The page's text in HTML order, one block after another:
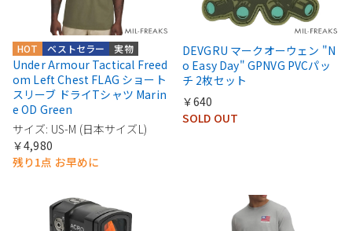
実物
ベストセラー
HOT
Under Armour Tactical Freed
om Left Chest FLAG ショート
スリーブ ドライTシャツ Marin
e OD Green
サイズ: US-M (日本サイズL)
￥4,980
残り1点 お早めに
DEVGRU マークオーウェン "N
o Easy Day" GPNVG PVCパッ
チ 2枚セット
￥640
SOLD OUT